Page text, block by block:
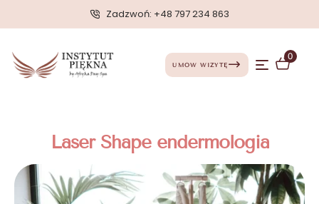
Zadzwoń: +48 797 234 863
UMÓW WIZYTĘ
0
Laser Shape endermologia